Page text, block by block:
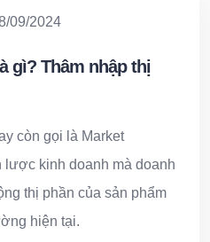
09/2024
gì? Thâm nhập thị
còn gọi là Market
lược kinh doanh mà doanh
thị phần của sản phẩm
hiện tại.